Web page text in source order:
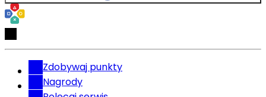
Zdobywaj punkty
Nagrody